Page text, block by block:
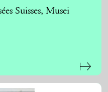
Suisses, Musei